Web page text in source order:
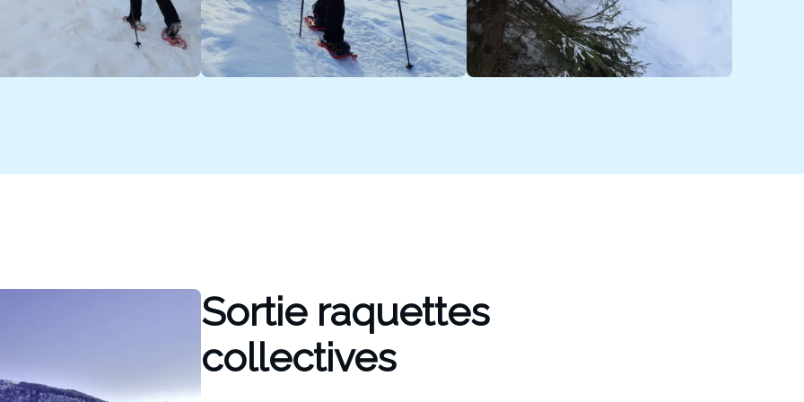
Sortie raquettes
collectives